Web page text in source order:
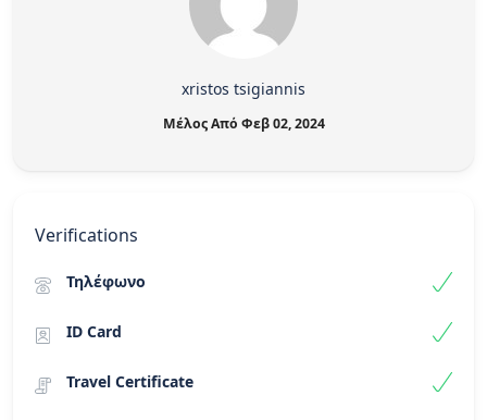
xristos tsigiannis
Μέλος Από Φεβ 02, 2024
Verifications
Τηλέφωνο
ID Card
Travel Certificate